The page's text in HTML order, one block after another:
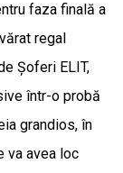
faza finală a
regal
Șoferi ELIT,
într-o probă
grandios, în
va avea loc